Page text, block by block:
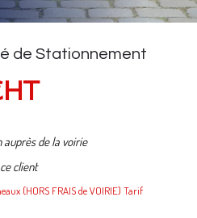
de Stationnement
de la voirie
client
(HORS FRAIS de VOIRIE) Tarif